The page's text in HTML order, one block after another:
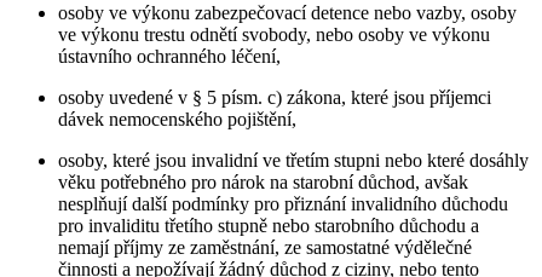
osoby ve výkonu zabezpečovací detence nebo vazby, osoby
ve výkonu trestu odnětí svobody, nebo osoby ve výkonu
ústavního ochranného léčení,
osoby uvedené v § 5 písm. c) zákona, které jsou příjemci
dávek nemocenského pojištění,
osoby, které jsou invalidní ve třetím stupni nebo které dosáhly
věku potřebného pro nárok na starobní důchod, avšak
nesplňují další podmínky pro přiznání invalidního důchodu
pro invaliditu třetího stupně nebo starobního důchodu a
nemají příjmy ze zaměstnání, ze samostatné výdělečné
činnosti a nepožívají žádný důchod z ciziny, nebo tento